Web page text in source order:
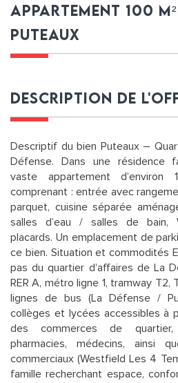
appartement 100 m² - 4 pièces -
puteaux
description de
Descriptif du bien Puteaux –
Défense. Dans une résidence
vaste appartement
comprenant : entrée avec
parquet, cuisine séparée
salles d’eau / salles de bain,
placards. Un emplacement de
ce bien. Situation et commodités
pas du quartier d’affaires de La
RER A, métro ligne 1, tramway T2,
lignes de bus (La Défense /
collèges et lycées accessibles à
des commerces de
pharmacies, médecins, ainsi
commerciaux (Westfield Les 4
famille recherchant espace,